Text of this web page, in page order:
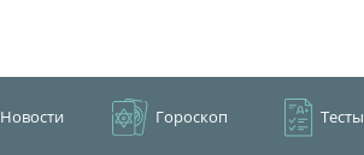
Новости Гороскоп Тесты